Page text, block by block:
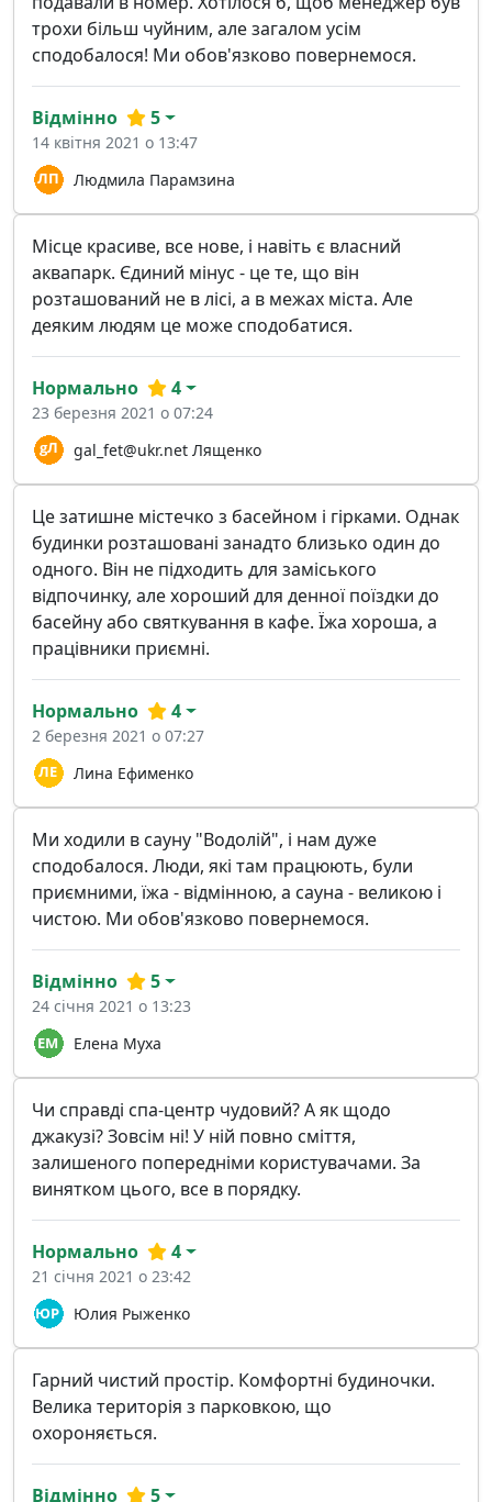
трохи більш чуйним, але загалом усім
сподобалося! Ми обов'язково повернемося.
Людмила Парамзина
Відмінно 5
14 квітня 2021 о 13:47
Місце красиве, все нове, і навіть є власний
аквапарк. Єдиний мінус - це те, що він
розташований не в лісі, а в межах міста. Але
деяким людям це може сподобатися.
gal_fet@ukr.net Лященко
Нормально 4
23 березня 2021 о 07:24
Це затишне містечко з басейном і гірками. Однак
будинки розташовані занадто близько один до
одного. Він не підходить для заміського
відпочинку, але хороший для денної поїздки до
басейну або святкування в кафе. Їжа хороша, а
працівники приємні.
Лина Ефименко
Нормально 4
2 березня 2021 о 07:27
Ми ходили в сауну "Водолій", і нам дуже
сподобалося. Люди, які там працюють, були
приємними, їжа - відмінною, а сауна - великою і
чистою. Ми обов'язково повернемося.
Елена Муха
Відмінно 5
24 січня 2021 о 13:23
Чи справді спа-центр чудовий? А як щодо
джакузі? Зовсім ні! У ній повно сміття,
залишеного попередніми користувачами. За
винятком цього, все в порядку.
Юлия Рыженко
Нормально 4
21 січня 2021 о 23:42
Гарний чистий простір. Комфортні будиночки.
Велика територія з парковкою, що
охороняється.
Відмінно 5